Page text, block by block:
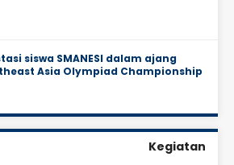
siswa SMANESI dalam ajang
Asia Olympiad Championship
Kegiatan